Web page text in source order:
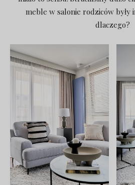
meble w salonie rodziców były
dlaczego?